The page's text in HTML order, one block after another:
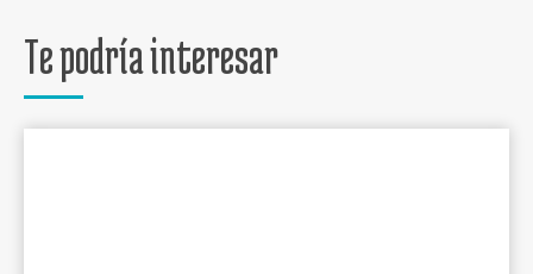
Te podría interesar